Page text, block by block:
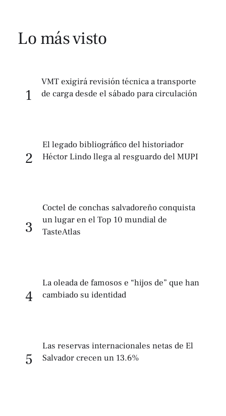
Lo más visto
1
VMT exigirá revisión técnica a transporte
de carga desde el sábado para circulación
2
El legado bibliográfico del historiador
Héctor Lindo llega al resguardo del MUPI
3
Coctel de conchas salvadoreño conquista
un lugar en el Top 10 mundial de
TasteAtlas
4
La oleada de famosos e “hijos de” que han
cambiado su identidad
5
Las reservas internacionales netas de El
Salvador crecen un 13.6%